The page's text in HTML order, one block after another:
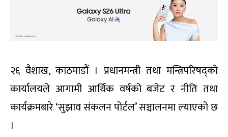
२६ वैशाख, काठमाडौं । प्रधानमन्त्री तथा मन्त्रिपरिषद्को
कार्यालयले आगामी आर्थिक वर्षको बजेट र नीति तथा
कार्यक्रमबारे ‘सुझाव संकलन पोर्टल’ सञ्चालनमा ल्याएको छ
।